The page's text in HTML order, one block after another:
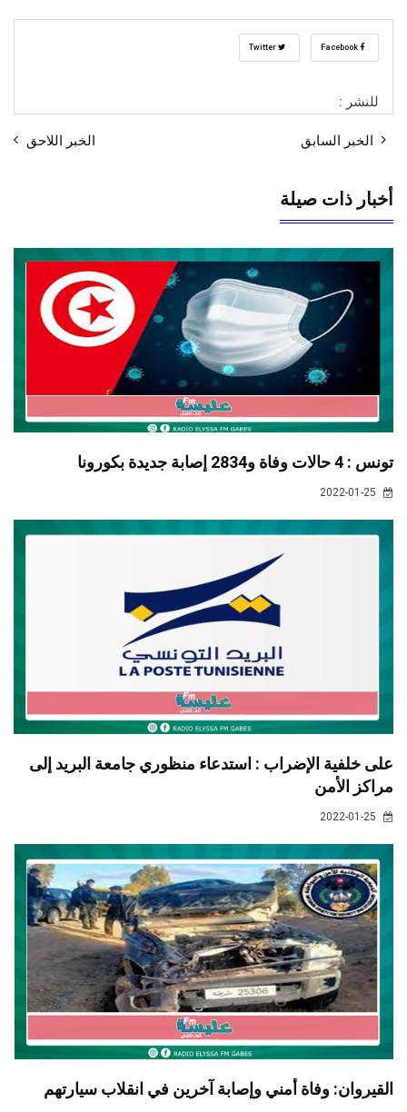
للنشر :
الخبر السابق الخبر اللاحق
أخبار ذات صيلة
تونس : 4 حالات وفاة و2834 إصابة جديدة بكورونا
على خلفية الإضراب : استدعاء منظوري جامعة البريد إلى
مراكز الأمن
القيروان: وفاة أمني وإصابة آخرين في انقلاب سيارتهم